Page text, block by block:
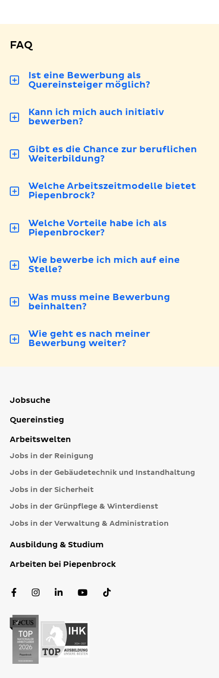
FAQ
Ist eine Bewerbung als
Quereinsteiger möglich?
Kann ich mich auch initiativ
bewerben?
Gibt es die Chance zur beruflichen
Weiterbildung?
Welche Arbeitszeitmodelle bietet
Piepenbrock?
Welche Vorteile habe ich als
Piepenbrocker?
Wie bewerbe ich mich auf eine
Stelle?
Was muss meine Bewerbung
beinhalten?
Wie geht es nach meiner
Bewerbung weiter?
Jobsuche
Quereinstieg
Arbeitswelten
Jobs in der Reinigung
Jobs in der Gebäudetechnik und Instandhaltung
Jobs in der Sicherheit
Jobs in der Grünpflege & Winterdienst
Jobs in der Verwaltung & Administration
Ausbildung & Studium
Arbeiten bei Piepenbrock
FacebookInstagram
LinkedInYouTube